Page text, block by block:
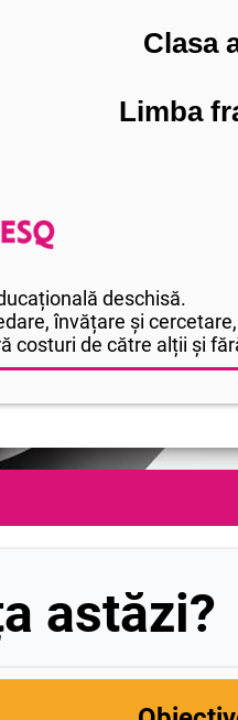
Clasa
Limba
deschisă.
învățare și
costuri de către alții și
astăzi?